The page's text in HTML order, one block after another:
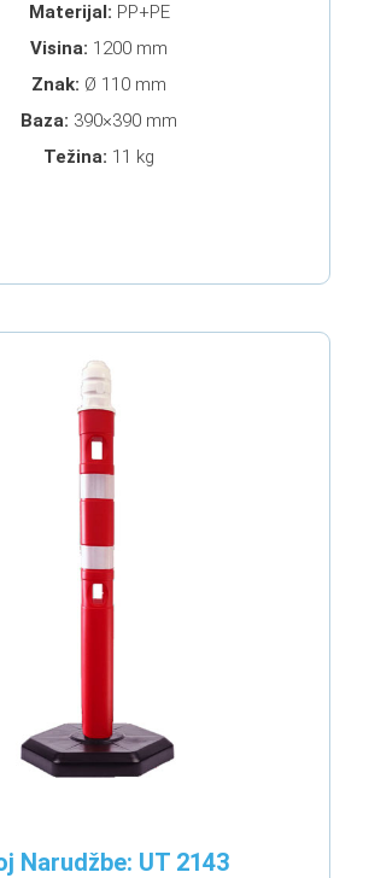
Materijal: PP+PE
Visina: 1200 mm
Znak: Ø 110 mm
Baza: 390×390 mm
Težina: 11 kg
Narudžbe: UT 2143